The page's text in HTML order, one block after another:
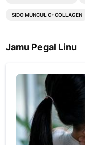
SIDO MUNCUL C+COLLAGEN
Jamu Pegal Linu